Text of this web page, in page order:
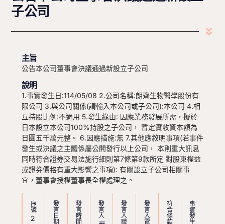
子公司
序
號
2
發
言
日
期
發
言
時
間
發
言
人
發
言
人
職
發
言
人
電
符
合
條
款
事
實
發
生
主旨
公告本公司董事會決議通過新設立子公司
說明
1.事實發生日:114/05/08 2.公司名稱:朗齊生物醫學股份有
限公司 3.與公司關係(請輸入本公司或子公司):本公司 4.相
互持股比例:不適用 5.發生緣由: 因應業務發展所需，擬於
日本設立本公司100%持股之子公司， 暫定實收資本額為
日圓五千萬元整。 6.因應措施:無 7.其他應敘明事項(若事件
發生或決議之主體係屬公開發行以上公司， 本則重大訊息
同時符合證券交易法施行細則第7條第9款所定 對股東權益
或證券價格有重大影響之事項): 有關設立子公司相關事
宜，董事會授權董事長全權處理之。